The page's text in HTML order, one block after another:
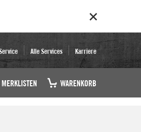
Alle Services Karriere
WARENKORB